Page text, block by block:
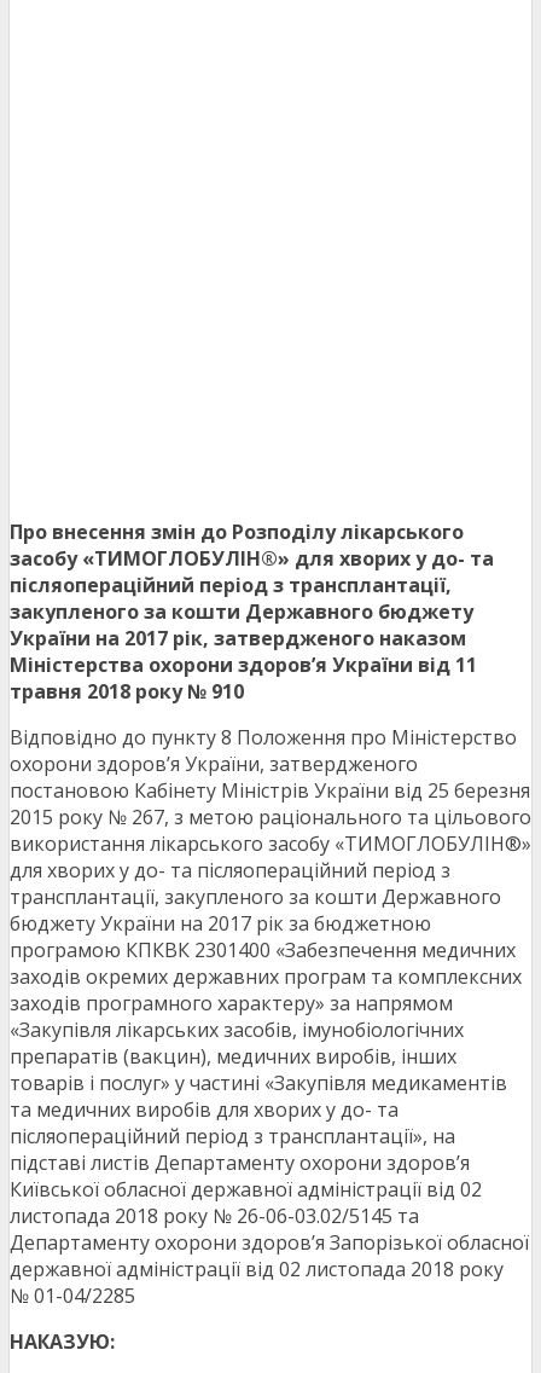
Про внесення змін до Розподілу лікарського
засобу «ТИМОГЛОБУЛІН®» для хворих у до- та
післяопераційний період з трансплантації,
закупленого за кошти Державного бюджету
України на 2017 рік, затвердженого наказом
Міністерства охорони здоров’я України від 11
травня 2018 року № 910
Відповідно до пункту 8 Положення про Міністерство
охорони здоров’я України, затвердженого
постановою Кабінету Міністрів України від 25 березня
2015 року № 267, з метою раціонального та цільового
використання лікарського засобу «ТИМОГЛОБУЛІН®»
для хворих у до- та післяопераційний період з
трансплантації, закупленого за кошти Державного
бюджету України на 2017 рік за бюджетною
програмою КПКВК 2301400 «Забезпечення медичних
заходів окремих державних програм та комплексних
заходів програмного характеру» за напрямом
«Закупівля лікарських засобів, імунобіологічних
препаратів (вакцин), медичних виробів, інших
товарів і послуг» у частині «Закупівля медикаментів
та медичних виробів для хворих у до- та
післяопераційний період з трансплантації», на
підставі листів Департаменту охорони здоров’я
Київської обласної державної адміністрації від 02
листопада 2018 року № 26-06-03.02/5145 та
Департаменту охорони здоров’я Запорізької обласної
державної адміністрації від 02 листопада 2018 року
№ 01-04/2285
НАКАЗУЮ: